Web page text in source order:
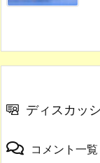
ディスカッ
コメント一覧